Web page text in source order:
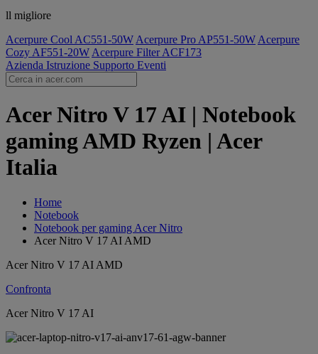
ll migliore
Acerpure Cool AC551-50W Acerpure Pro AP551-50W Acerpure
Cozy AF551-20W Acerpure Filter ACF173
Azienda Istruzione Supporto Eventi
Acer Nitro V 17 AI | Notebook
gaming AMD Ryzen | Acer
Italia
Home
Notebook
Notebook per gaming Acer Nitro
Acer Nitro V 17 AI AMD
Acer Nitro V 17 AI AMD
Confronta
Acer Nitro V 17 AI